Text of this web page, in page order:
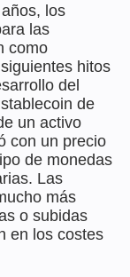
los
las
como
hitos
del
de
un activo
con un precio
de monedas
Las
más
o subidas
en los costes